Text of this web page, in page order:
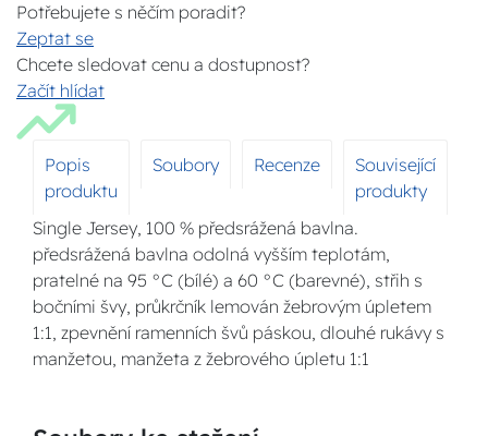
Potřebujete s něčím poradit?
Zeptat se
Chcete sledovat cenu a dostupnost?
Začít hlídat
Popis
produktu
Soubory Recenze
Související
produkty
Single Jersey, 100 % předsrážená bavlna.
předsrážená bavlna odolná vyšším teplotám,
pratelné na 95 °C (bílé) a 60 °C (barevné), střih s
bočními švy, průkrčník lemován žebrovým úpletem
1:1, zpevnění ramenních švů páskou, dlouhé rukávy s
manžetou, manžeta z žebrového úpletu 1:1